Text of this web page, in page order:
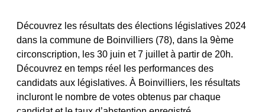
Découvrez les résultats des élections législatives 2024
dans la commune de Boinvilliers (78), dans la 9ème
circonscription, les 30 juin et 7 juillet à partir de 20h.
Découvrez en temps réel les performances des
candidats aux législatives. À Boinvilliers, les résultats
incluront le nombre de votes obtenus par chaque